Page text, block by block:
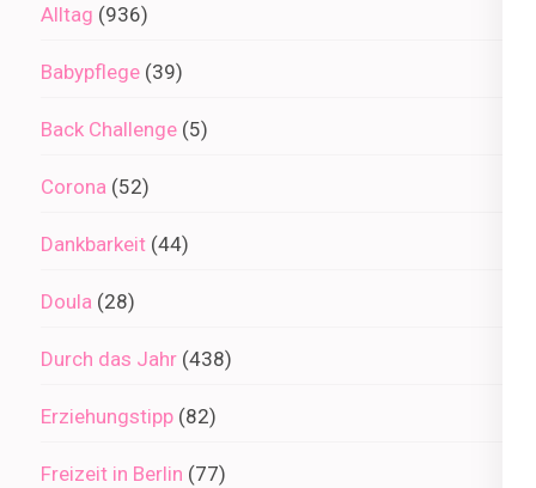
Alltag (936)
Babypflege (39)
Back Challenge (5)
Corona (52)
Dankbarkeit (44)
Doula (28)
Durch das Jahr (438)
Erziehungstipp (82)
Freizeit in Berlin (77)